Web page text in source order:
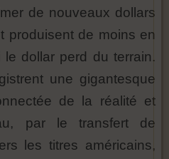
de nouveaux dollars
produisent de moins en
le dollar perd du terrain.
une gigantesque
de la réalité et
par le transfert de
les titres américains,